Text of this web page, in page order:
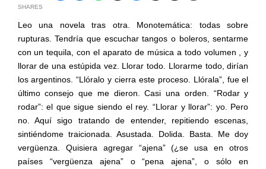
SHARES
Leo una novela tras otra. Monotemática: todas sobre
rupturas. Tendría que escuchar tangos o boleros, sentarme
con un tequila, con el aparato de música a todo volumen , y
llorar de una estúpida vez. Llorar todo. Llorarme todo, dirían
los argentinos. “Llóralo y cierra este proceso. Llórala”, fue el
último consejo que me dieron. Casi una orden. “Rodar y
rodar”: el que sigue siendo el rey. “Llorar y llorar”: yo. Pero
no. Aquí sigo tratando de entender, repitiendo escenas,
sintiéndome traicionada. Asustada. Dolida. Basta. Me doy
vergüenza. Quisiera agregar “ajena” (¿se usa en otros
países “vergüenza ajena” o “pena ajena”, o sólo en